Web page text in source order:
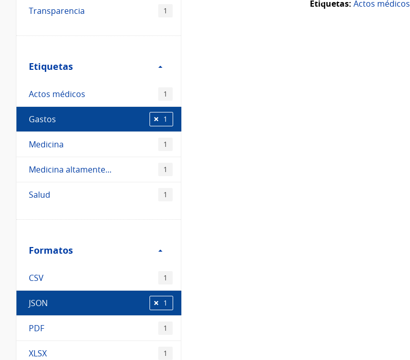
Transparencia 1
Etiquetas
Etiquetas
Actos médicos 1
Gastos 1
Medicina 1
Medicina altamente... 1
Salud 1
Formatos
Formatos
CSV 1
JSON 1
PDF 1
XLSX 1
Etiquetas: Actos médicos